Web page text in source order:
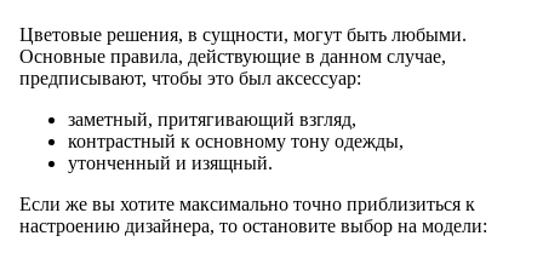
Цветовые решения, в сущности, могут быть любыми.
Основные правила, действующие в данном случае,
предписывают, чтобы это был аксессуар:
заметный, притягивающий взгляд,
контрастный к основному тону одежды,
утонченный и изящный.
Если же вы хотите максимально точно приблизиться к
настроению дизайнера, то остановите выбор на модели: